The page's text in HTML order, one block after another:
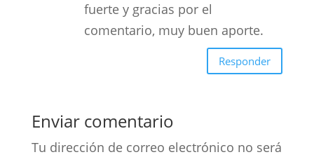
fuerte y gracias por el
comentario, muy buen aporte.
Responder
Enviar comentario
Tu dirección de correo electrónico no será